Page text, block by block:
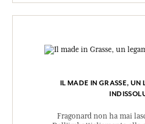
IL MADE IN GRASSE, UN
Fragonard non ha mai